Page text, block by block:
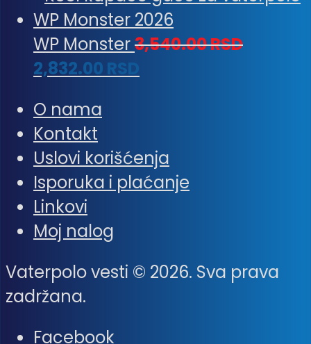
WP Monster3,540.00RSD
2,832.00 RSD
O nama
Kontakt
Uslovi korišćenja
Isporuka i plaćanje
Linkovi
Moj nalog
Vaterpolo vesti © 2026. Sva prava
zadržana.
Facebook